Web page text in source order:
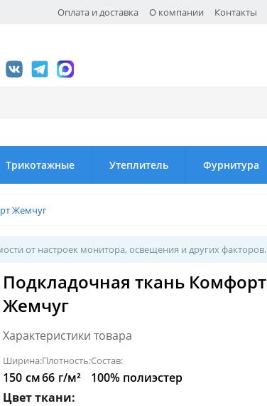
Оплата и доставка О компании Контакты
Трикотажные Утеплитель Фурнитура
Жемчуг
от настроек монитора, освещения и других факторов.
Подкладочная ткань Комфорт
Жемчуг
Характеристики товара
Ширина:
150 см
Плотность:
66 г/м²
Состав:
100% полиэстер
Цвет ткани: